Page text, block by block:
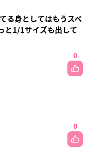
る身としてはもうスペ
1/1サイズも出して
0
0